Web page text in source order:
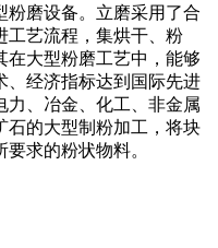
粉磨设备。立磨采用了合
工艺流程，集烘干、粉
在大型粉磨工艺中，能够
、经济指标达到国际先进
力、冶金、化工、非金属
石的大型制粉加工，将块
求的粉状物料。